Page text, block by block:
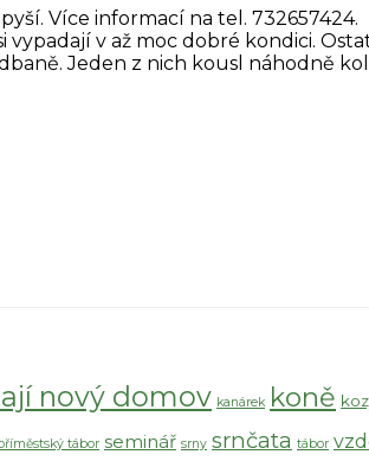
Více informací na tel. 732657424.
v až moc dobré kondici.
Jeden z nich kousl náhodně
nový domov kanárek koně
tábor seminář srny srnčata tábor